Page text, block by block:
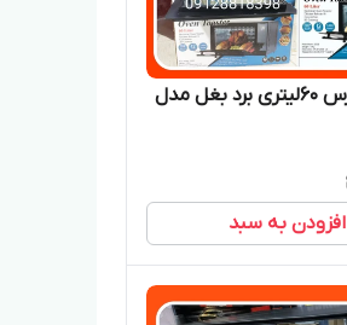
آون توستر پارس ۶۰لیتری برد بغل مدل
افزودن به سبد